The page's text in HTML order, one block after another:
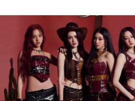
r
p
o
s
t
d
e
p
u
l
i
c